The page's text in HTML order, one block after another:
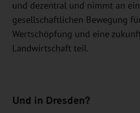
und dezentral und nimmt an
gesellschaftlichen Bewegung
Wertschöpfung und eine
Landwirtschaft teil.
Und in Dresden?